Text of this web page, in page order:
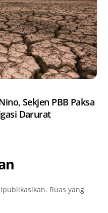
Sekjen PBB Paksa
Darurat
Ruas yang